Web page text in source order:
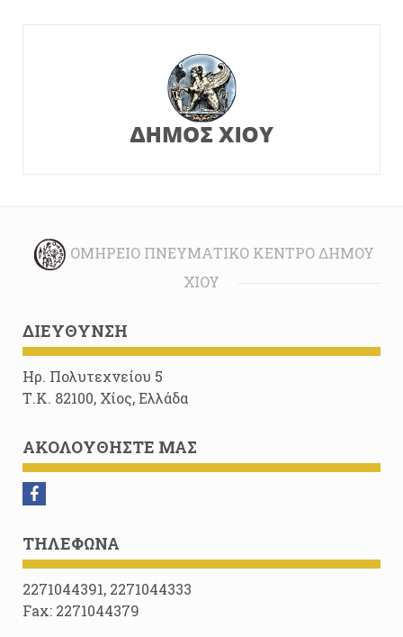
ΟΜΉΡΕΙΟ ΠΝΕΥΜΑΤΙΚΌ ΚΈΝΤΡΟ ΔΉΜΟΥ
ΧΊΟΥ
ΔΙΕΎΘΥΝΣΗ
Ηρ. Πολυτεχνείου 5
Τ.Κ. 82100, Χίος, Ελλάδα
ΑΚΟΛΟΥΘΉΣΤΕ ΜΑΣ
ΤΗΛΈΦΩΝΑ
2271044391, 2271044333
Fax: 2271044379